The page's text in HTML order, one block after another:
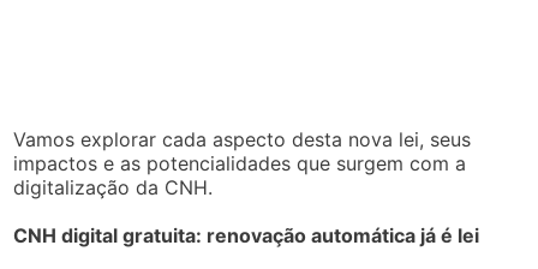
Vamos explorar cada aspecto desta nova lei, seus
impactos e as potencialidades que surgem com a
digitalização da CNH.
CNH digital gratuita: renovação automática já é lei